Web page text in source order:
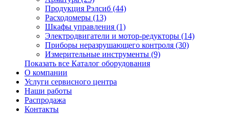
Продукция Рэлсиб (44)
Расходомеры (13)
Шкафы управления (1)
Электродвигатели и мотор-редукторы (14)
Приборы неразрушающего контроля (30)
Измерительные инструменты (9)
Показать все Каталог оборудования
О компании
Услуги сервисного центра
Наши работы
Распродажа
Контакты